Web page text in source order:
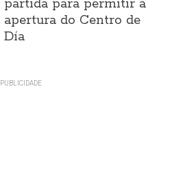
partida para permitir a
apertura do Centro de
Día